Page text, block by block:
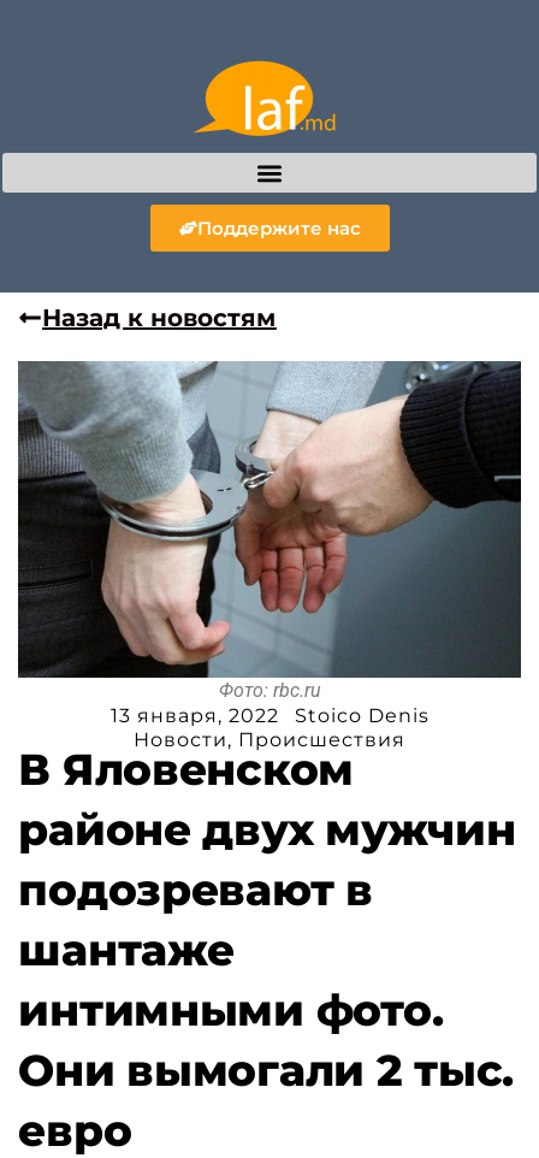
Поддержите нас
Назад к новостям
Фото: rbc.ru
13 января, 2022
Stoico Denis
Новости, Происшествия
В Яловенском
районе двух мужчин
подозревают в
шантаже
интимными фото.
Они вымогали 2 тыс.
евро